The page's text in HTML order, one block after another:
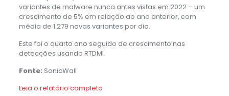
variantes de malware nunca antes vistas em 2022 – um
crescimento de 5% em relação ao ano anterior, com
média de 1.279 novas variantes por dia.
Este foi o quarto ano seguido de crescimento nas
detecções usando RTDMI.
Fonte: SonicWall
Leia o relatório completo